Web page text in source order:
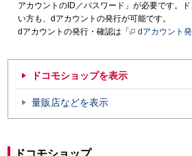
アカウントのID／パスワード」が必要です。
い方も、dアカウントの発行が可能です。
dアカウントの発行・確認は「
dアカウント
ドコモショップを表示
量販店などを表示
ドコモショップ